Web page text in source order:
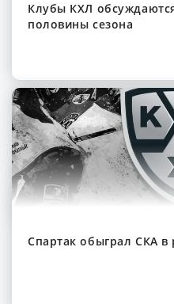
Клубы КХЛ
половины сезона
Спартак обыграл СКА